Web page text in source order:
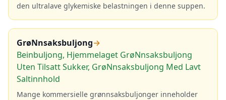
den ultralave glykemiske belastningen i denne suppen.
GrøNnsaksbuljong→
Beinbuljong, Hjemmelaget GrøNnsaksbuljong
Uten Tilsatt Sukker, GrøNnsaksbuljong Med Lavt
Saltinnhold
Mange kommersielle grønnsaksbuljonger inneholder